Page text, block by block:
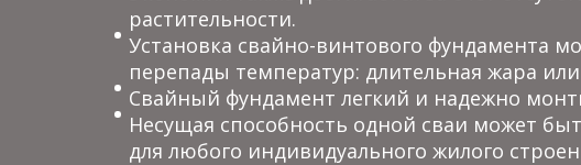
растительности.
Установка свайно-винтового фундамента
перепады температур: длительная жара
Свайный фундамент легкий и надежно
Несущая способность одной сваи может
для любого индивидуального жилого